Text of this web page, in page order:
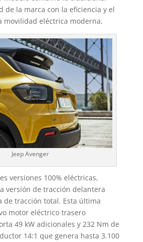
de la marca con la eficiencia y el
movilidad eléctrica moderna.
Jeep Avenger
versiones 100% eléctricas,
versión de tracción delantera
de tracción total. Esta última
motor eléctrico trasero
49 kW adicionales y 232 Nm de
14:1 que genera hasta 3.100